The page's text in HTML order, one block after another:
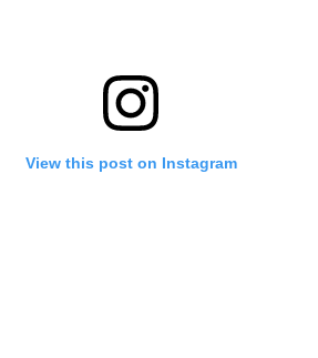
View this post on Instagram